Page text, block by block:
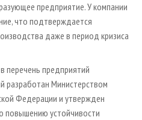
предприятие. У компании
что подтверждается
даже в период кризиса
перечень предприятий
разработан Министерством
Федерации и утвержден
повышению устойчивости